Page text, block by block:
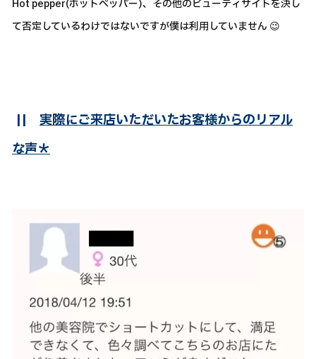
Hot pepper(ホットペッパー)、その他のビューティサイトを決し
て否定しているわけではないですが僕は利用していません 😉
|| 実際にご来店いただいたお客様からのリアル
な声＊